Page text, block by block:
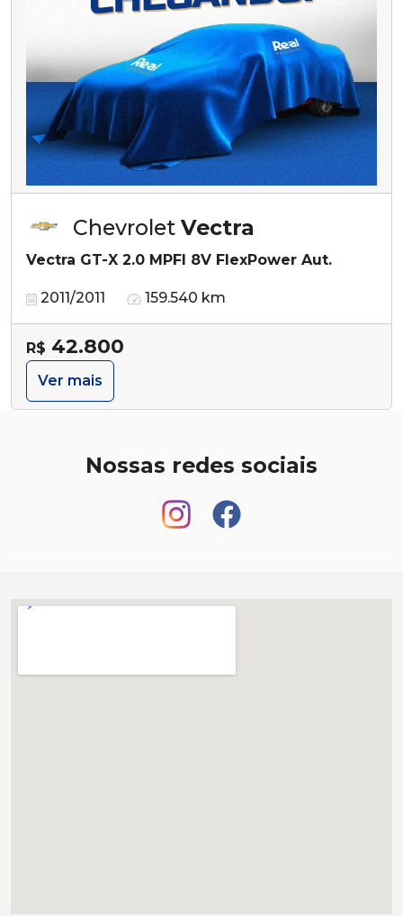
Chevrolet Vectra
Vectra GT-X 2.0 MPFI 8V FlexPower Aut.
2011/2011 159.540 km
R$ 42.800
Ver mais
Nossas redes sociais